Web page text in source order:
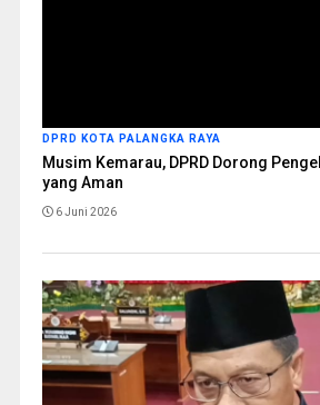
DPRD KOTA PALANGKA RAYA
Musim Kemarau, DPRD Dorong
yang Aman
6 Juni 2026